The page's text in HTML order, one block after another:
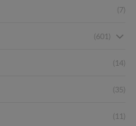
(7)
(601)
(14)
(35)
(11)